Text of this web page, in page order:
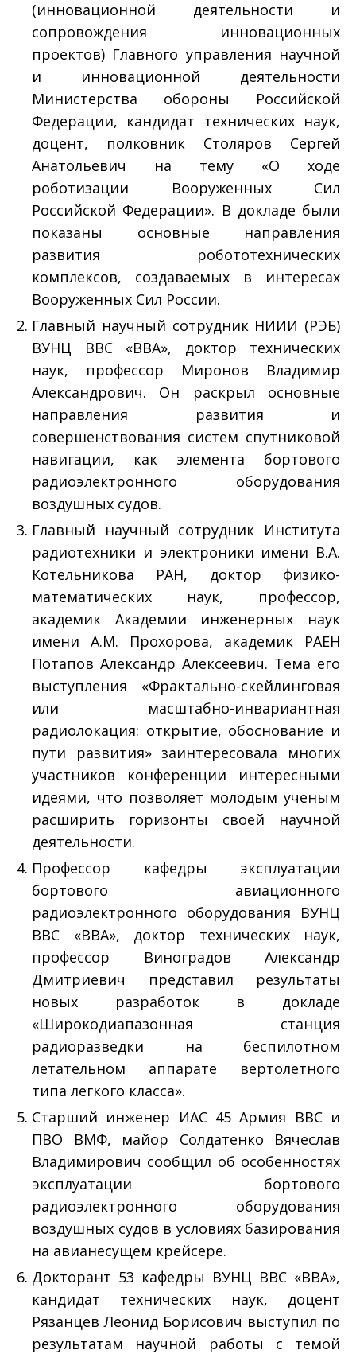
(инновационной деятельности и
сопровождения инновационных
проектов) Главного управления научной
и инновационной деятельности
Министерства обороны Российской
Федерации, кандидат технических наук,
доцент, полковник Столяров Сергей
Анатольевич на тему «О ходе
роботизации Вооруженных Сил
Российской Федерации». В докладе были
показаны основные направления
развития робототехнических
комплексов, создаваемых в интересах
Вооруженных Сил России.
Главный научный сотрудник НИИИ (РЭБ)
ВУНЦ ВВС «ВВА», доктор технических
наук, профессор Миронов Владимир
Александрович. Он раскрыл основные
направления развития и
совершенствования систем спутниковой
навигации, как элемента бортового
радиоэлектронного оборудования
воздушных судов.
Главный научный сотрудник Института
радиотехники и электроники имени В.А.
Котельникова РАН, доктор физико-
математических наук, профессор,
академик Академии инженерных наук
имени А.М. Прохорова, академик РАЕН
Потапов Александр Алексеевич. Тема его
выступления «Фрактально-скейлинговая
или масштабно-инвариантная
радиолокация: открытие, обоснование и
пути развития» заинтересовала многих
участников конференции интересными
идеями, что позволяет молодым ученым
расширить горизонты своей научной
деятельности.
Профессор кафедры эксплуатации
бортового авиационного
радиоэлектронного оборудования ВУНЦ
ВВС «ВВА», доктор технических наук,
профессор Виноградов Александр
Дмитриевич представил результаты
новых разработок в докладе
«Широкодиапазонная станция
радиоразведки на беспилотном
летательном аппарате вертолетного
типа легкого класса».
Старший инженер ИАС 45 Армия ВВС и
ПВО ВМФ, майор Солдатенко Вячеслав
Владимирович сообщил об особенностях
эксплуатации бортового
радиоэлектронного оборудования
воздушных судов в условиях базирования
на авианесущем крейсере.
Докторант 53 кафедры ВУНЦ ВВС «ВВА»,
кандидат технических наук, доцент
Рязанцев Леонид Борисович выступил по
результатам научной работы с темой